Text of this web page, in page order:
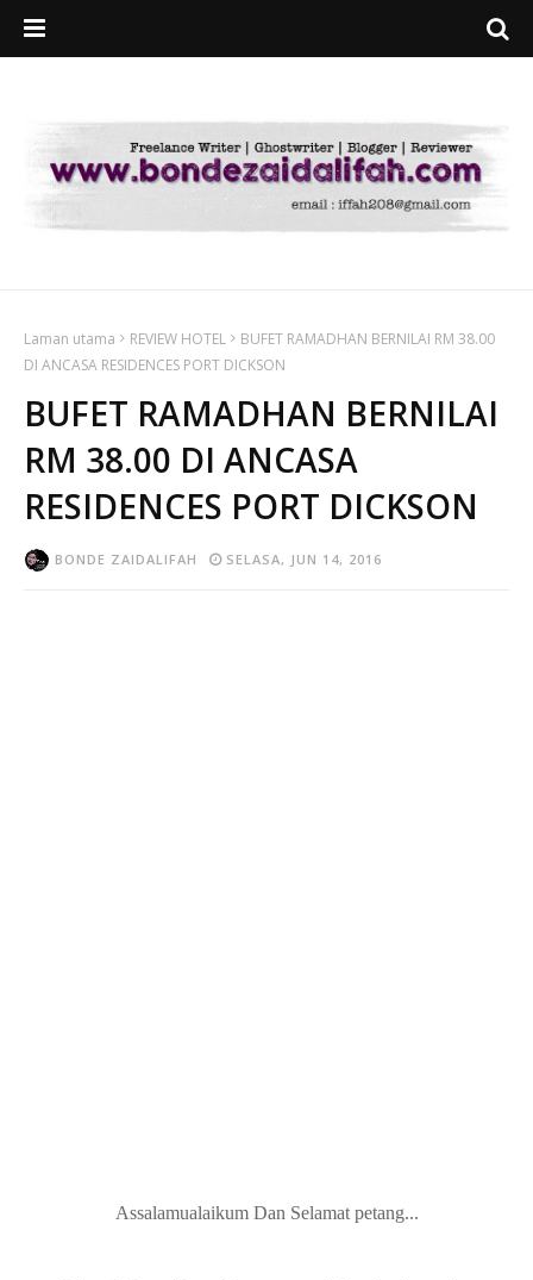
Laman utama REVIEW HOTEL
BUFET RAMADHAN BERNILAI RM 38.00
DI ANCASA RESIDENCES PORT DICKSON
BUFET RAMADHAN BERNILAI
RM 38.00 DI ANCASA
RESIDENCES PORT DICKSON
BONDE ZAIDALIFAH SELASA, JUN 14, 2016
Assalamualaikum Dan Selamat petang...